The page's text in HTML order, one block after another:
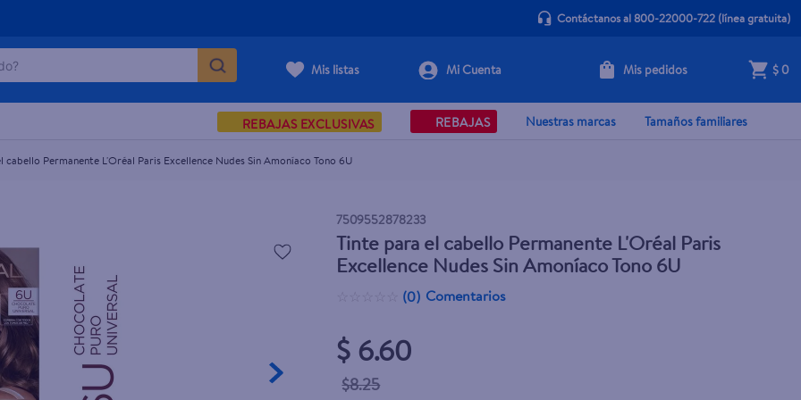
Contáctanos al 800-22000-722(línea gratuita)
Mis listas Mis pedidos $ 0
REBAJAS EXCLUSIVAS REBAJAS Nuestras marcas Tamaños familiares
cabello Permanente L'Oréal Paris Excellence Nudes Sin Amoníaco Tono 6U
7509552878233
Tinte para el cabello Permanente L'Oréal Paris
Excellence Nudes Sin Amoníaco Tono 6U
(0) Comentarios
$ 6.60
$8.25
Nudes Sin Amoníaco Tono 6U
+ Agregar
BUSCADOS